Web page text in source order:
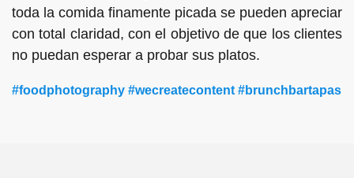
toda la comida finamente picada se pueden apreciar
con total claridad, con el objetivo de que los clientes
no puedan esperar a probar sus platos.
#foodphotography #wecreatecontent #brunchbartapas